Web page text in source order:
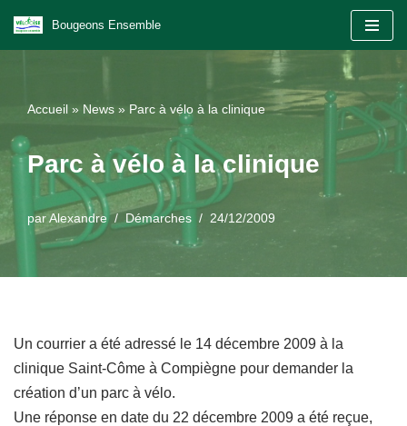
Aller
Bougeons Ensemble
Accueil » News » Parc à vélo à la clinique
Parc à vélo à la clinique
parAlexandre Démarches 24/12/2009
Un courrier a été adressé le 14 décembre 2009 à la
clinique Saint-Côme à Compiègne pour demander la
création d’un parc à vélo.
Une réponse en date du 22 décembre 2009 a été reçue,